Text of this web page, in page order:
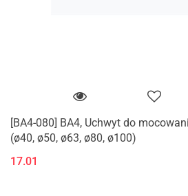
[BA4-080] BA4, Uchwyt do
(ø40, ø50, ø63, ø80, ø100)
17.01